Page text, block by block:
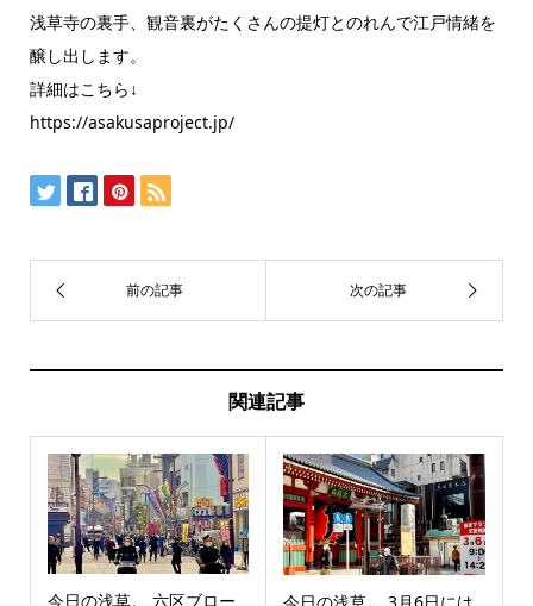
浅草寺の裏手、観音裏がたくさんの提灯とのれんで江戸情緒を
醸し出します。
詳細はこちら↓
https://asakusaproject.jp/
関連記事
今日の浅草。 六区ブロー
今日の浅草。 3月6日には